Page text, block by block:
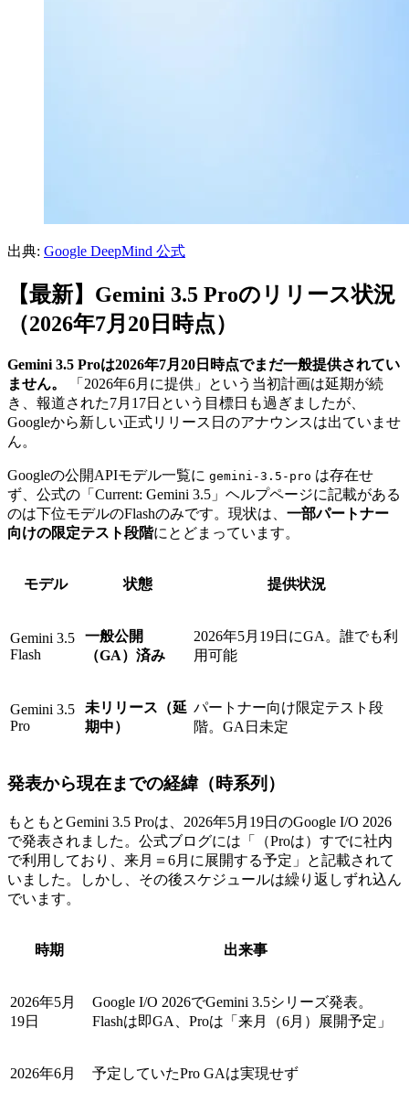
出典: Google DeepMind 公式
【最新】Gemini 3.5 Proのリリース状況
（2026年7月20日時点）
Gemini 3.5 Proは2026年7月20日時点でまだ一般提供されてい
ません。
「2026年6月に提供」という当初計画は延期が続
き、報道された7月17日という目標日も過ぎましたが、
Googleから新しい正式リリース日のアナウンスは出ていませ
ん。
Googleの公開APIモデル一覧に gemini-3.5-pro は存在せ
ず、公式の「Current: Gemini 3.5」ヘルプページに記載がある
のは下位モデルのFlashのみです。現状は、 一部パートナー
向けの限定テスト段階にとどまっています。
モデル 状態 提供状況
Gemini 3.5
Flash
一般公開
（GA）済み
2026年5月19日にGA。誰でも利
用可能
Gemini 3.5
Pro
未リリース（延
期中）
パートナー向け限定テスト段
階。GA日未定
発表から現在までの経緯（時系列）
もともとGemini 3.5 Proは、2026年5月19日のGoogle I/O 2026
で発表されました。公式ブログには「（Proは）すでに社内
で利用しており、来月＝6月に展開する予定」と記載されて
いました。しかし、その後スケジュールは繰り返しずれ込ん
でいます。
時期 出来事
2026年5月
19日
Google I/O 2026でGemini 3.5シリーズ発表。
Flashは即GA、Proは「来月（6月）展開予定」
2026年6月 予定していたPro GAは実現せず